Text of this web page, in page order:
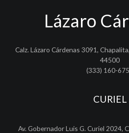
Lázaro
Calz. Lázaro Cárdenas 3091,
44500
(333) 160-
CURIEL
Av. Gobernador Luis G. Curiel 2024,